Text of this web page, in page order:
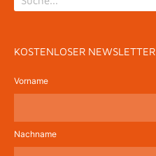
KOSTENLOSER NEWSLETTER
Vorname
Nachname